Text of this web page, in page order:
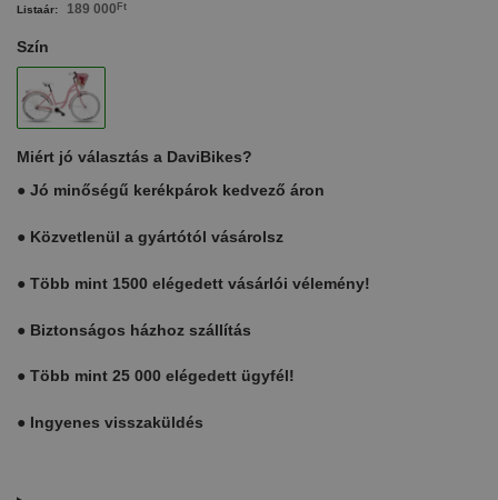
189 000 Ft
Szín
Miért jó választás a DaviBikes?
● Jó minőségű kerékpárok kedvező áron
● Közvetlenül a gyártótól vásárolsz
● Több mint 1500 elégedett vásárlói vélemény!
● Biztonságos házhoz szállítás
● Több mint 25 000 elégedett ügyfél!
● Ingyenes visszaküldés